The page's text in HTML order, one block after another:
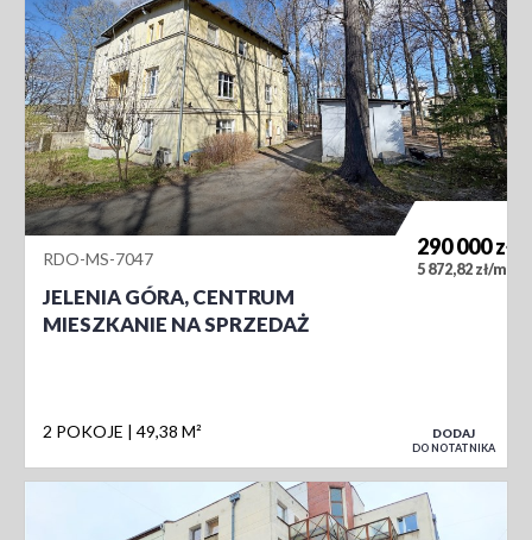
RDO-MS-7047
JELENIA GÓRA, CENTRUM
MIESZKANIE NA SPRZEDAŻ
2 POKOJE 49,38 M²
290 000zł
5 872,82 zł/m
DODAJ
DO NOTATNIKA